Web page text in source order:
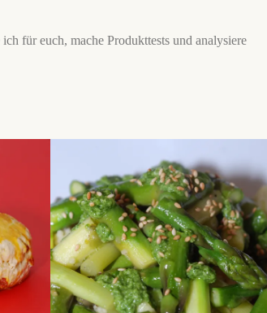
für euch, mache Produkttests und analysiere